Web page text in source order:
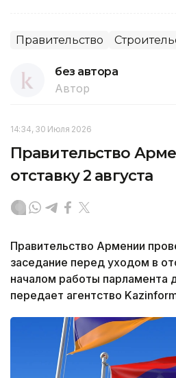
Правительство
без автора
Автор
14:34, 30 Июля 2026
Правительство
отставку 2 августа
Правительство Армении
заседание перед уходом в
началом работы парламента
передает агентство